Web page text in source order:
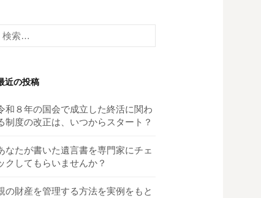
索:
近の投稿
和８年の国会で成立した終活に関わ
制度の改正は、いつからスタート？
なたが書いた遺言書を専門家にチェ
クしてもらいませんか？
の財産を管理する方法を実例をもと